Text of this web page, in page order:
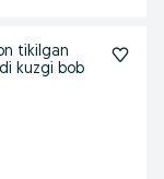
tikilgan
kuzgi bob